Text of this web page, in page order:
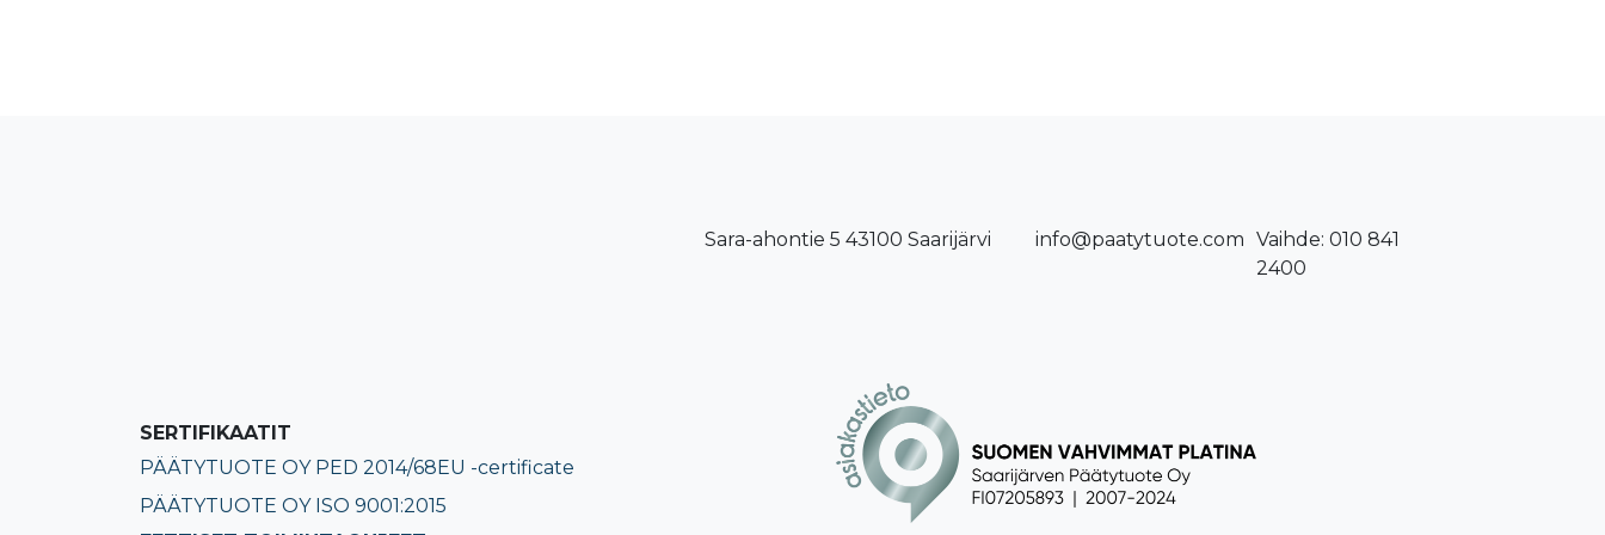
Sara-ahontie 5 43100 Saarijärvi info@paatytuote.com Vaihde: 010 841
2400​
SERTIFIKAATIT
PÄÄTYTUOTE OY PED 2014/68EU -certificate
PÄÄTYTUOTE OY ISO 9001:2015